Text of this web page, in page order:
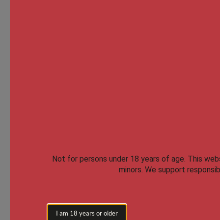
Not for persons under 18 years of age. This
minors. We support
I am 18 years or older